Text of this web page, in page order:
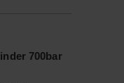
700bar